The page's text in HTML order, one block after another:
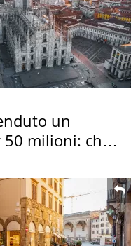
un
50 milioni: chi